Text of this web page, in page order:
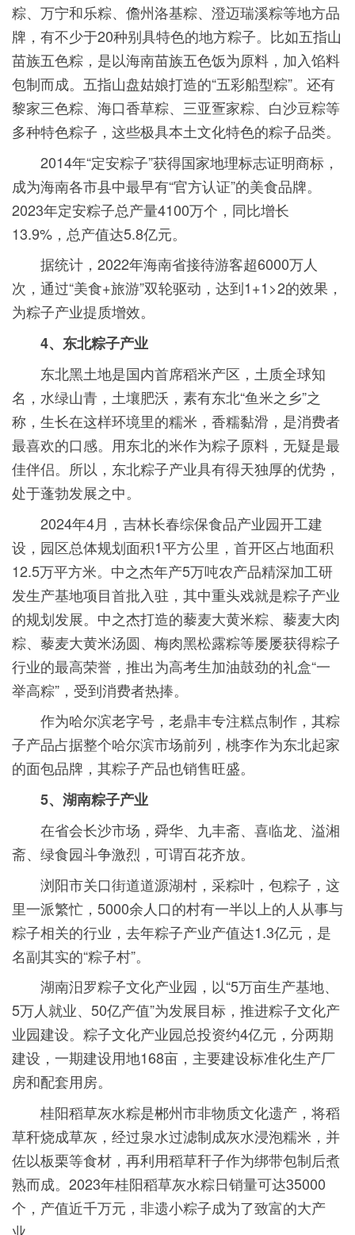
粽、万宁和乐粽、儋州洛基粽、澄迈瑞溪粽等地方品
牌，有不少于20种别具特色的地方粽子。比如五指山
苗族五色粽，是以海南苗族五色饭为原料，加入馅料
包制而成。五指山盘姑娘打造的“五彩船型粽”。还有
黎家三色粽、海口香草粽、三亚疍家粽、白沙豆粽等
多种特色粽子，这些极具本土文化特色的粽子品类。
2014年“定安粽子”获得国家地理标志证明商标，
成为海南各市县中最早有“官方认证”的美食品牌。
2023年定安粽子总产量4100万个，同比增长
13.9%，总产值达5.8亿元。
据统计，2022年海南省接待游客超6000万人
次，通过“美食+旅游”双轮驱动，达到1+1>2的效果，
为粽子产业提质增效。
4、东北粽子产业
东北黑土地是国内首席稻米产区，土质全球知
名，水绿山青，土壤肥沃，素有东北“鱼米之乡”之
称，生长在这样环境里的糯米，香糯黏滑，是消费者
最喜欢的口感。用东北的米作为粽子原料，无疑是最
佳伴侣。所以，东北粽子产业具有得天独厚的优势，
处于蓬勃发展之中。
2024年4月，吉林长春综保食品产业园开工建
设，园区总体规划面积1平方公里，首开区占地面积
12.5万平方米。中之杰年产5万吨农产品精深加工研
发生产基地项目首批入驻，其中重头戏就是粽子产业
的规划发展。中之杰打造的藜麦大黄米粽、藜麦大肉
粽、藜麦大黄米汤圆、梅肉黑松露粽等屡屡获得粽子
行业的最高荣誉，推出为高考生加油鼓劲的礼盒“一
举高粽”，受到消费者热捧。
作为哈尔滨老字号，老鼎丰专注糕点制作，其粽
子产品占据整个哈尔滨市场前列，桃李作为东北起家
的面包品牌，其粽子产品也销售旺盛。
5、湖南粽子产业
在省会长沙市场，舜华、九丰斋、喜临龙、溢湘
斋、绿食园斗争激烈，可谓百花齐放。
浏阳市关口街道道源湖村，采粽叶，包粽子，这
里一派繁忙，5000余人口的村有一半以上的人从事与
粽子相关的行业，去年粽子产业产值达1.3亿元，是
名副其实的“粽子村”。
湖南汨罗粽子文化产业园，以“5万亩生产基地、
5万人就业、50亿产值”为发展目标，推进粽子文化产
业园建设。粽子文化产业园总投资约4亿元，分两期
建设，一期建设用地168亩，主要建设标准化生产厂
房和配套用房。
桂阳稻草灰水粽是郴州市非物质文化遗产，将稻
草秆烧成草灰，经过泉水过滤制成灰水浸泡糯米，并
佐以板栗等食材，再利用稻草秆子作为绑带包制后煮
熟而成。2023年桂阳稻草灰水粽日销量可达35000
个，产值近千万元，非遗小粽子成为了致富的大产